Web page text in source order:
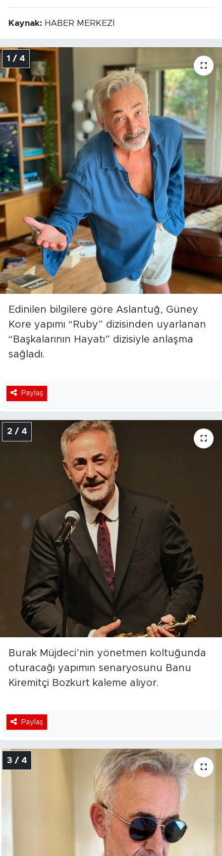
Kaynak: HABER MERKEZİ
1 / 4
Edinilen bilgilere göre Aslantuğ, Güney
Kore yapımı “Ruby” dizisinden uyarlanan
“Başkalarının Hayatı” dizisiyle anlaşma
sağladı.
Paylaş
2 / 4
Burak Müjdeci’nin yönetmen koltuğunda
oturacağı yapımın senaryosunu Banu
Kiremitçi Bozkurt kaleme alıyor.
Paylaş
3 / 4